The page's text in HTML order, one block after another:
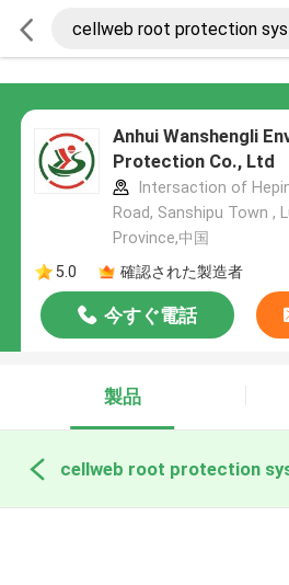
Anhui Wanshengli
Protection Co., Ltd
Intersaction of
Road, Sanshipu Town ,
Province,中国
5.0
確認された製造者
今すぐ電話
製品